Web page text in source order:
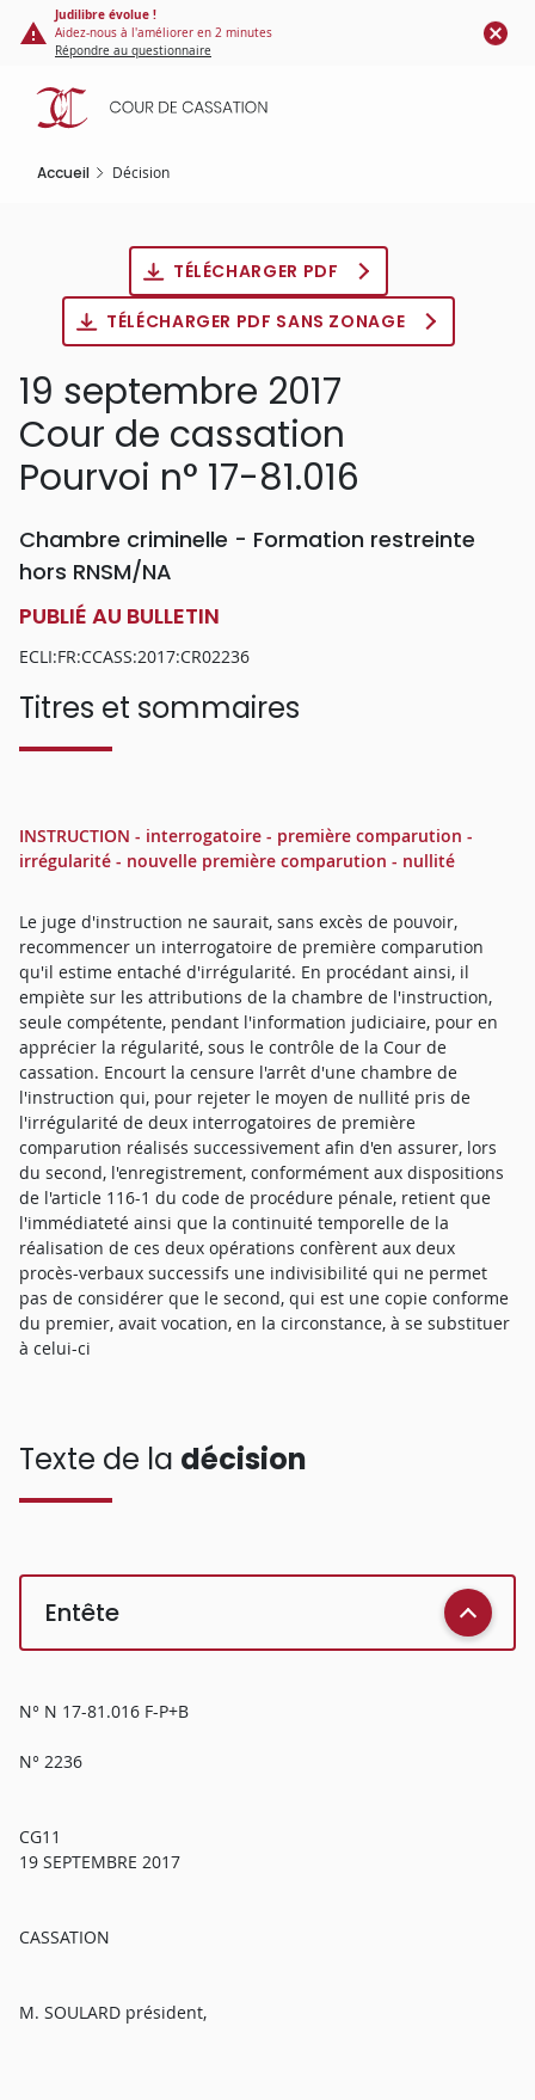
Panneau de gestion des cookies
contenu
principal
Judilibre évolue !
Aidez-nous à l'améliorer en 2 minutes
Répondre au questionnaire
Accueil Décision
TÉLÉCHARGER PDF
TÉLÉCHARGER PDF SANS ZONAGE
19 septembre 2017
Cour de cassation
Pourvoi n° 17-81.016
Chambre criminelle - Formation restreinte
hors RNSM/NA
PUBLIÉ AU BULLETIN
ECLI:FR:CCASS:2017:CR02236
Titres et sommaires
INSTRUCTION - interrogatoire - première comparution -
irrégularité - nouvelle première comparution - nullité
Le juge d'instruction ne saurait, sans excès de pouvoir,
recommencer un interrogatoire de première comparution
qu'il estime entaché d'irrégularité. En procédant ainsi, il
empiète sur les attributions de la chambre de l'instruction,
seule compétente, pendant l'information judiciaire, pour en
apprécier la régularité, sous le contrôle de la Cour de
cassation. Encourt la censure l'arrêt d'une chambre de
l'instruction qui, pour rejeter le moyen de nullité pris de
l'irrégularité de deux interrogatoires de première
comparution réalisés successivement afin d'en assurer, lors
du second, l'enregistrement, conformément aux dispositions
de l'article 116-1 du code de procédure pénale, retient que
l'immédiateté ainsi que la continuité temporelle de la
réalisation de ces deux opérations confèrent aux deux
procès-verbaux successifs une indivisibilité qui ne permet
pas de considérer que le second, qui est une copie conforme
du premier, avait vocation, en la circonstance, à se substituer
à celui-ci
Texte de la décision
Entête
N° N 17-81.016 F-P+B
N° 2236
CG11
19 SEPTEMBRE 2017
CASSATION
M. SOULARD président,